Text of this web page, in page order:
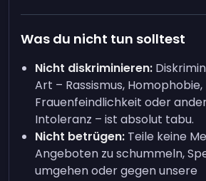
Was du nicht tun solltest
Nicht diskriminieren:
Art – Rassismus, Homophobie,
Frauenfeindlichkeit oder
Intoleranz – ist absolut tabu.
Nicht betrügen: Teile keine
Angeboten zu schummeln,
umgehen oder gegen unsere